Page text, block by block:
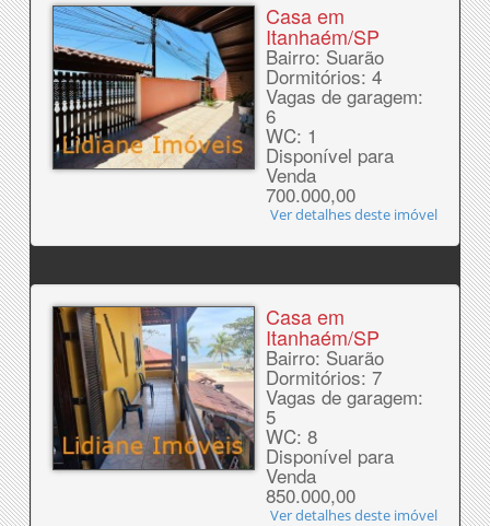
Casa em
Itanhaém/SP
Bairro: Suarão
Dormitórios: 4
Vagas de garagem:
6
WC: 1
Disponível para
Venda
700.000,00
Ver detalhes deste imóvel
Casa em
Itanhaém/SP
Bairro: Suarão
Dormitórios: 7
Vagas de garagem:
5
WC: 8
Disponível para
Venda
850.000,00
Ver detalhes deste imóvel